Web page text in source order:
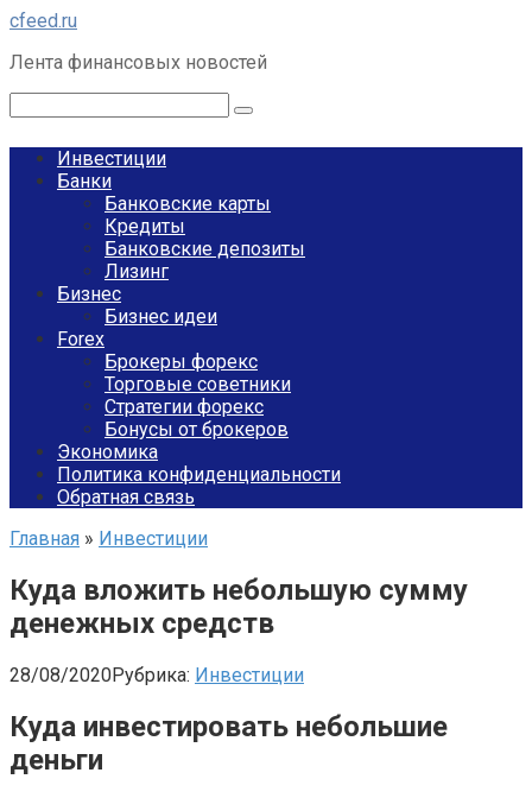
Перейти
контенту
cfeed.ru
Лента финансовых новостей
Инвестиции
Банки
Банковские карты
Кредиты
Банковские депозиты
Лизинг
Бизнес
Бизнес идеи
Forex
Брокеры форекс
Торговые советники
Стратегии форекс
Бонусы от брокеров
Экономика
Политика конфиденциальности
Обратная связь
Главная » Инвестиции
Куда вложить небольшую сумму
денежных средств
28/08/2020Рубрика: Инвестиции
Куда инвестировать небольшие
деньги